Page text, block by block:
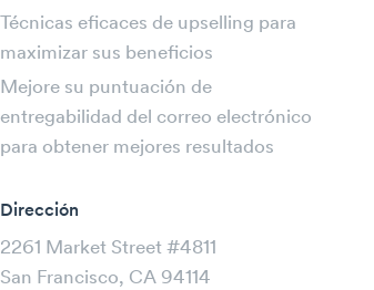
Técnicas eficaces de upselling para
maximizar sus beneficios
Mejore su puntuación de
entregabilidad del correo electrónico
para obtener mejores resultados
Dirección
2261 Market Street #4811
San Francisco, CA 94114